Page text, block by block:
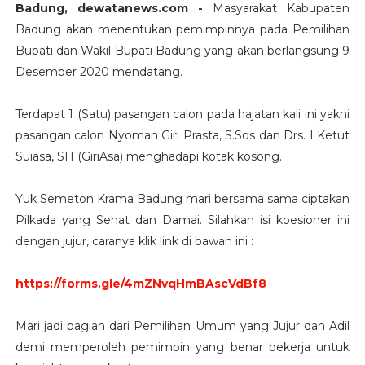
Badung, dewatanews.com -
Masyarakat Kabupaten
Badung akan menentukan pemimpinnya pada Pemilihan
Bupati dan Wakil Bupati Badung yang akan berlangsung 9
Desember 2020 mendatang.
Terdapat 1 (Satu) pasangan calon pada hajatan kali ini yakni
pasangan calon Nyoman Giri Prasta, S.Sos dan Drs. I Ketut
Suiasa, SH (GiriAsa) menghadapi kotak kosong.
Yuk Semeton Krama Badung mari bersama sama ciptakan
Pilkada yang Sehat dan Damai. Silahkan isi koesioner ini
dengan jujur, caranya klik link di bawah ini :
https://forms.gle/4mZNvqHmBAscVdBf8
Mari jadi bagian dari Pemilihan Umum yang Jujur dan Adil
demi memperoleh pemimpin yang benar bekerja untuk